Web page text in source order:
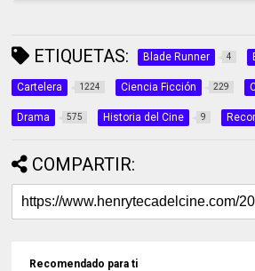
ETIQUETAS: Blade Runner 4
Cartelera 1224 Ciencia Ficción 229
Drama 575 Historia del Cine 9
COMPARTIR:
Recomendado para ti